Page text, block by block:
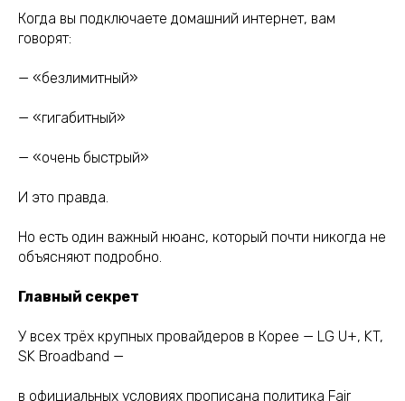
Когда вы подключаете домашний интернет, вам
говорят:
— «безлимитный»
— «гигабитный»
— «очень быстрый»
И это правда.
Но есть один важный нюанс, который почти никогда не
объясняют подробно.
Главный секрет
У всех трёх крупных провайдеров в Корее — LG U+, KT,
SK Broadband —
в официальных условиях прописана политика Fair